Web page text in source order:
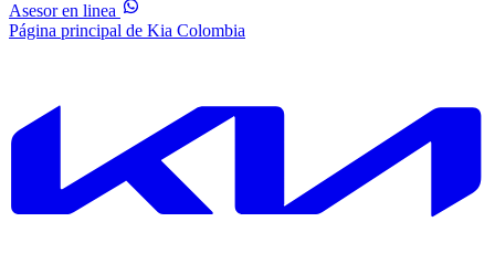
Asesor en linea
Página principal de Kia Colombia